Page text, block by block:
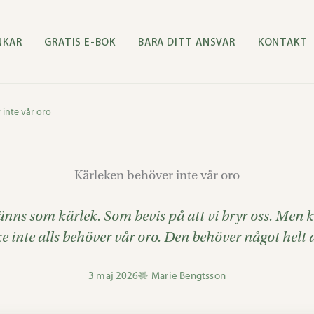
GRATIS E-BOK BARA DITT ANSVAR KONTAKT
inte vår oro
Kärleken behöver inte vår oro
som kärlek. Som bevis på att vi bryr oss. Men
inte alls behöver vår oro. Den behöver något helt
3 maj 2026 Marie Bengtsson